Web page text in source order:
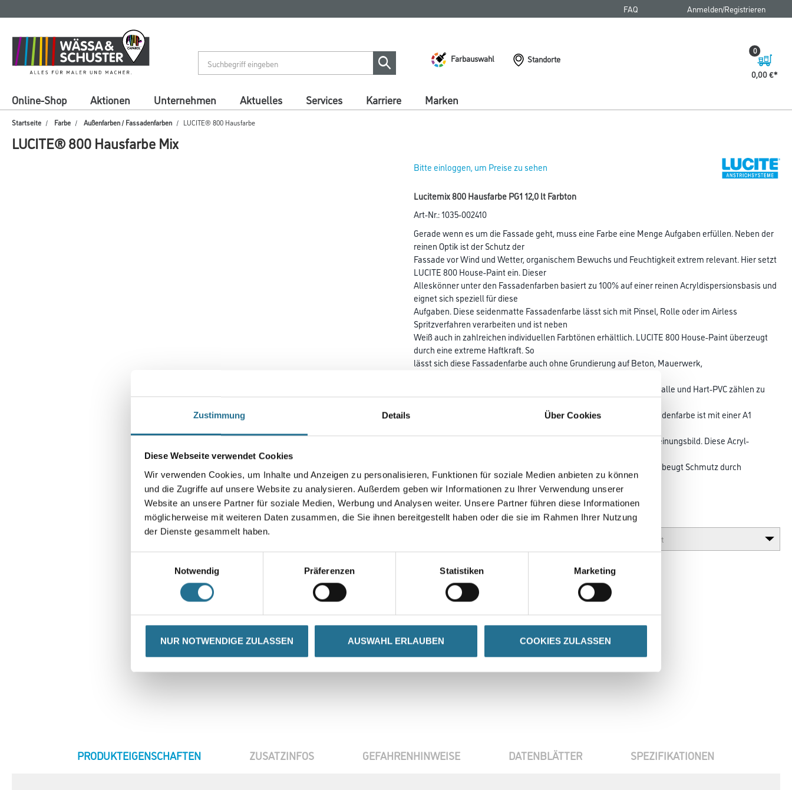
Zustimmung Details Über Cookies
Diese Webseite verwendet Cookies
Wir verwenden Cookies, um Inhalte und Anzeigen zu personalisieren, Funktionen für soziale Medien anbieten zu können
und die Zugriffe auf unsere Website zu analysieren. Außerdem geben wir Informationen zu Ihrer Verwendung unserer
Website an unsere Partner für soziale Medien, Werbung und Analysen weiter. Unsere Partner führen diese Informationen
möglicherweise mit weiteren Daten zusammen, die Sie ihnen bereitgestellt haben oder die sie im Rahmen Ihrer Nutzung
der Dienste gesammelt haben.
Notwendig
Präferenzen Statistiken Marketing
NUR NOTWENDIGE ZULASSEN AUSWAHL ERLAUBEN COOKIES ZULASSEN
springen
springen
FAQ Anmelden/Registrieren
Farbauswahl
Standorte
0,00 €
0
Online-Shop Aktionen Unternehmen Aktuelles Services Karriere Marken
Startseite Farbe Außenfarben / Fassadenfarben LUCITE® 800 Hausfarbe
LUCITE® 800 Hausfarbe Mix
Bitte einloggen, um Preise zu sehen
Lucitemix 800 Hausfarbe PG1 12,0 lt Farbton
Art-Nr.:1035-002410
Gerade wenn es um die Fassade geht, muss eine Farbe eine Menge Aufgaben erfüllen. Neben der
reinen Optik ist der Schutz der
Fassade vor Wind und Wetter, organischem Bewuchs und Feuchtigkeit extrem relevant. Hier setzt
LUCITE 800 House-Paint ein. Dieser
Alleskönner unter den Fassadenfarben basiert zu 100% auf einer reinen Acryldispersionsbasis und
eignet sich speziell für diese
Aufgaben. Diese seidenmatte Fassadenfarbe lässt sich mit Pinsel, Rolle oder im Airless
Spritzverfahren verarbeiten und ist neben
Weiß auch in zahlreichen individuellen Farbtönen erhältlich. LUCITE 800 House-Paint überzeugt
durch eine extreme Haftkraft. So
lässt sich diese Fassadenfarbe auch ohne Grundierung auf Beton, Mauerwerk,
Faserzement auftragen. Selbst alte Elastik-Systeme, Holz, NE-Metalle und Hart-PVC zählen zu
geeigneten Untergründen. LUCITE 800
House-Paint überzeugt vor allem durch Langlebigkeit. Diese Fassadenfarbe ist mit einer A1
Das sorgt für ein leuchtend langanhaltendes, seidenmattes Erscheinungsbild. Diese Acryl-
Regen, Hitze und Kälte. Sie ist schlagregenfest, hoch elastisch und beugt Schmutz durch
Industrieabgase und organischen Bewuchs
vor.
Farbtonbezeichnung Glanzgrad
CURRENT
PRODUKTEIGENSCHAFTEN ZUSATZINFOS GEFAHRENHINWEISE DATENBLÄTTER SPEZIFIKATIONEN